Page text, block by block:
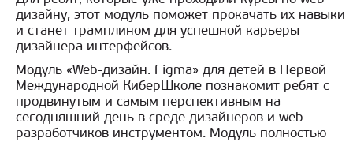
дизайну, этот модуль поможет прокачать их навыки
и станет трамплином для успешной карьеры
дизайнера интерфейсов.
Модуль «Web-дизайн. Figma» для детей в Первой
Международной КиберШколе познакомит ребят с
продвинутым и самым перспективным на
сегодняшний день в среде дизайнеров и web-
разработчиков инструментом. Модуль полностью